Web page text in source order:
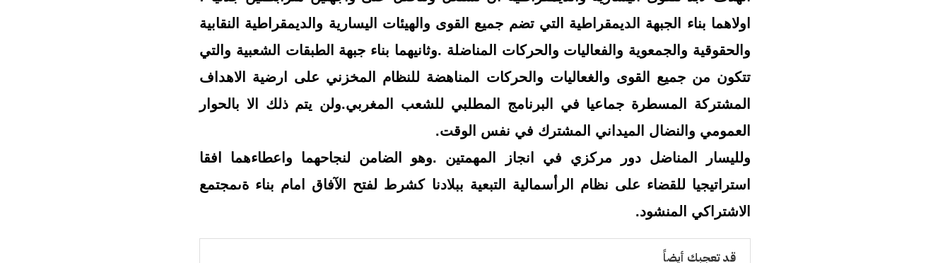
اولاهما بناء الجبهة الديمقراطية التي تضم جميع القوى والهيئات اليسارية والديمقراطية النقابية
والحقوقية والجمعوية والفعاليات والحركات المناضلة .وثانيهما بناء جبهة الطبقات الشعبية والتي
تتكون من جميع القوى والغعاليات والحركات المناهضة للنظام المخزني على ارضية الاهداف
المشتركة المسطرة جماعيا في البرنامج المطلبي للشعب المغربي.ولن يتم ذلك الا بالحوار
العمومي والنضال الميداني المشترك في نفس الوقت.
ولليسار المناضل دور مركزي في انجاز المهمتين .وهو الضامن لنجاحهما واعطاءهما افقا
استراتيجيا للقضاء على نظام الرأسمالية التبعية ببلادنا كشرط لفتح الآفاق امام بناء ةىمجتمع
الاشتراكي المنشود.
قد تعجبك أيضاً